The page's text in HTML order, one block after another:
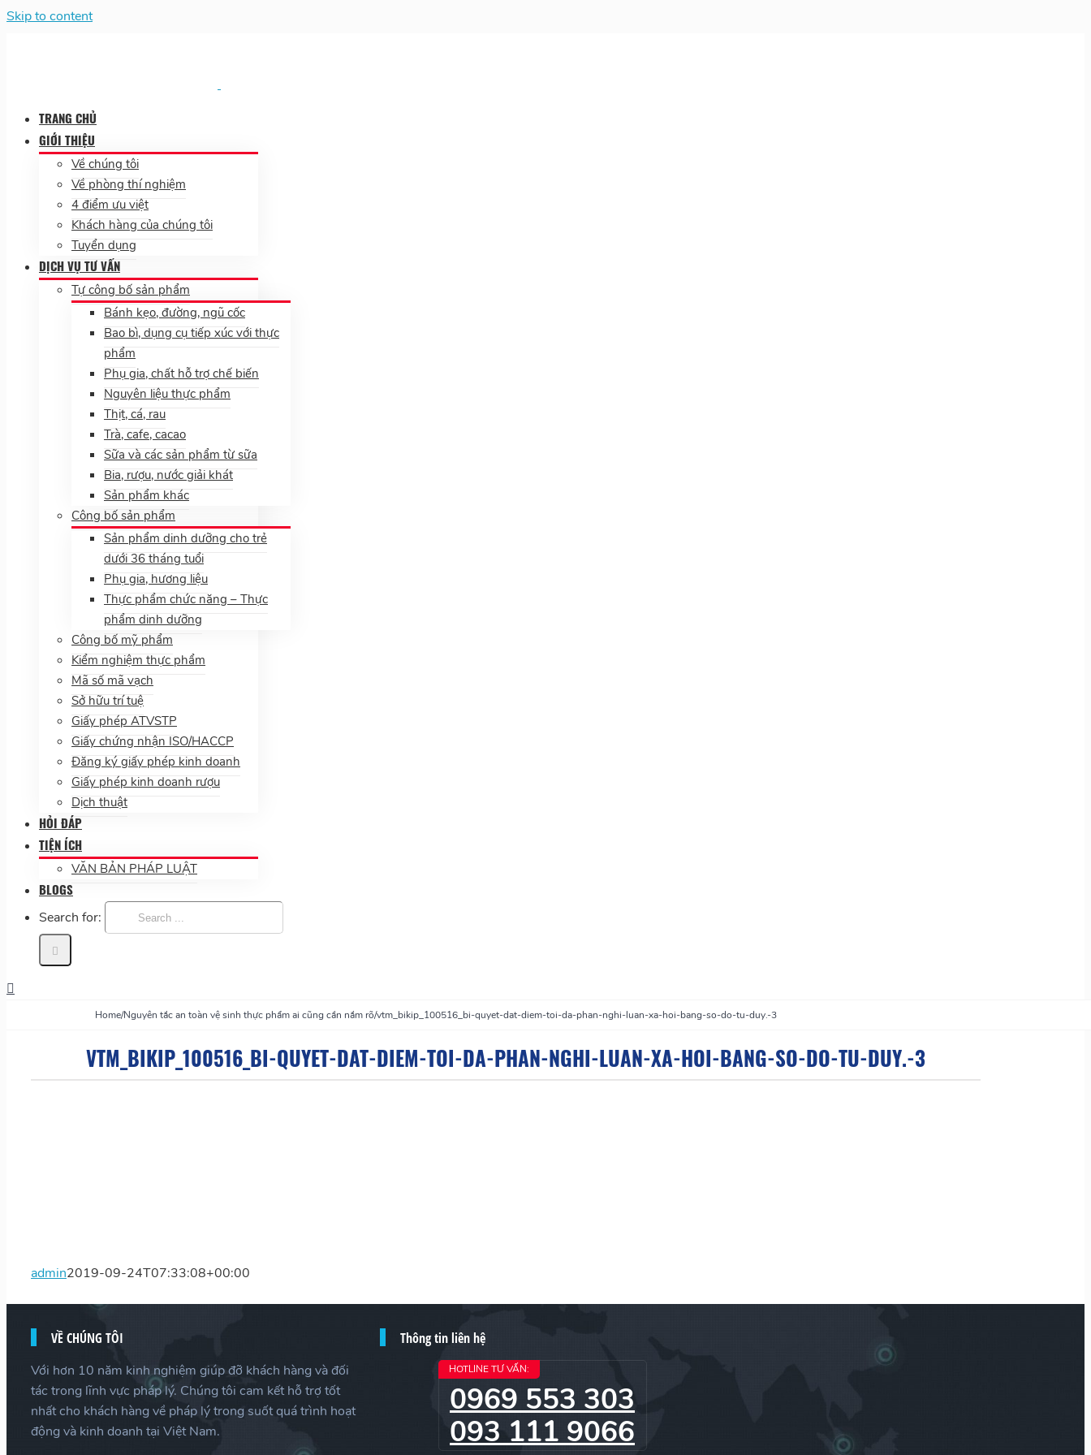
Skip to content
TRANG CHỦ
GIỚI THIỆU
Về chúng tôi
Về phòng thí nghiệm
4 điểm ưu việt
Khách hàng của chúng tôi
Tuyển dụng
DỊCH VỤ TƯ VẤN
Tự công bố sản phẩm
Bánh kẹo, đường, ngũ cốc
Bao bì, dụng cụ tiếp xúc với thực
phẩm
Phụ gia, chất hỗ trợ chế biến
Nguyên liệu thực phẩm
Thịt, cá, rau
Trà, cafe, cacao
Sữa và các sản phẩm từ sữa
Bia, rượu, nước giải khát
Sản phẩm khác
Công bố sản phẩm
Sản phẩm dinh dưỡng cho trẻ
dưới 36 tháng tuổi
Phụ gia, hương liệu
Thực phẩm chức năng – Thực
phẩm dinh dưỡng
Công bố mỹ phẩm
Kiểm nghiệm thực phẩm
Mã số mã vạch
Sở hữu trí tuệ
Giấy phép ATVSTP
Giấy chứng nhận ISO/HACCP
Đăng ký giấy phép kinh doanh
Giấy phép kinh doanh rượu
Dịch thuật
HỎI ĐÁP
TIỆN ÍCH
VĂN BẢN PHÁP LUẬT
BLOGS
Search for:
Home/Nguyên tắc an toàn vệ sinh thực phẩm ai cũng cần nắm rõ/vtm_bikip_100516_bi-quyet-dat-diem-toi-da-phan-nghi-luan-xa-hoi-bang-so-do-tu-duy.-3
VTM_BIKIP_100516_BI-QUYET-DAT-DIEM-TOI-DA-PHAN-NGHI-LUAN-XA-HOI-BANG-SO-DO-TU-DUY.-3
admin2019-09-24T07:33:08+00:00
VỀ CHÚNG TÔI
Với hơn 10 năm kinh nghiệm giúp đỡ khách hàng và đối
tác trong lĩnh vực pháp lý. Chúng tôi cam kết hỗ trợ tốt
nhất cho khách hàng về pháp lý trong suốt quá trình hoạt
động và kinh doanh tại Việt Nam.
Thông tin liên hệ
HOTLINE TƯ VẤN:
0969 553 303
093 111 9066